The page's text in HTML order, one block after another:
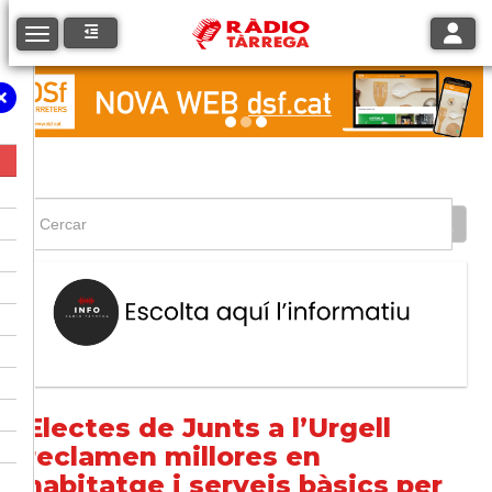
Toggle navigation
Electes de Junts a l’Urgell
reclamen millores en
habitatge i serveis bàsics per